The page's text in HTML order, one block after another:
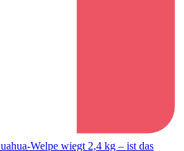
Welpe wiegt 2,4 kg – ist das